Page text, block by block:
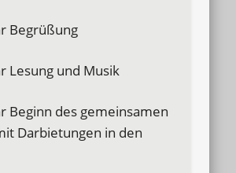
Begrüßung
Lesung und Musik
Beginn des gemeinsamen
Darbietungen in den